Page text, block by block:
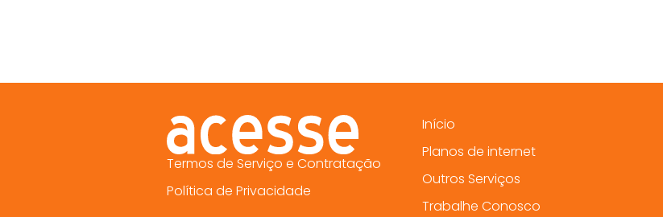
Termos de Serviço e Contratação
Política de Privacidade
Início
Planos de internet
Outros Serviços
Trabalhe Conosco